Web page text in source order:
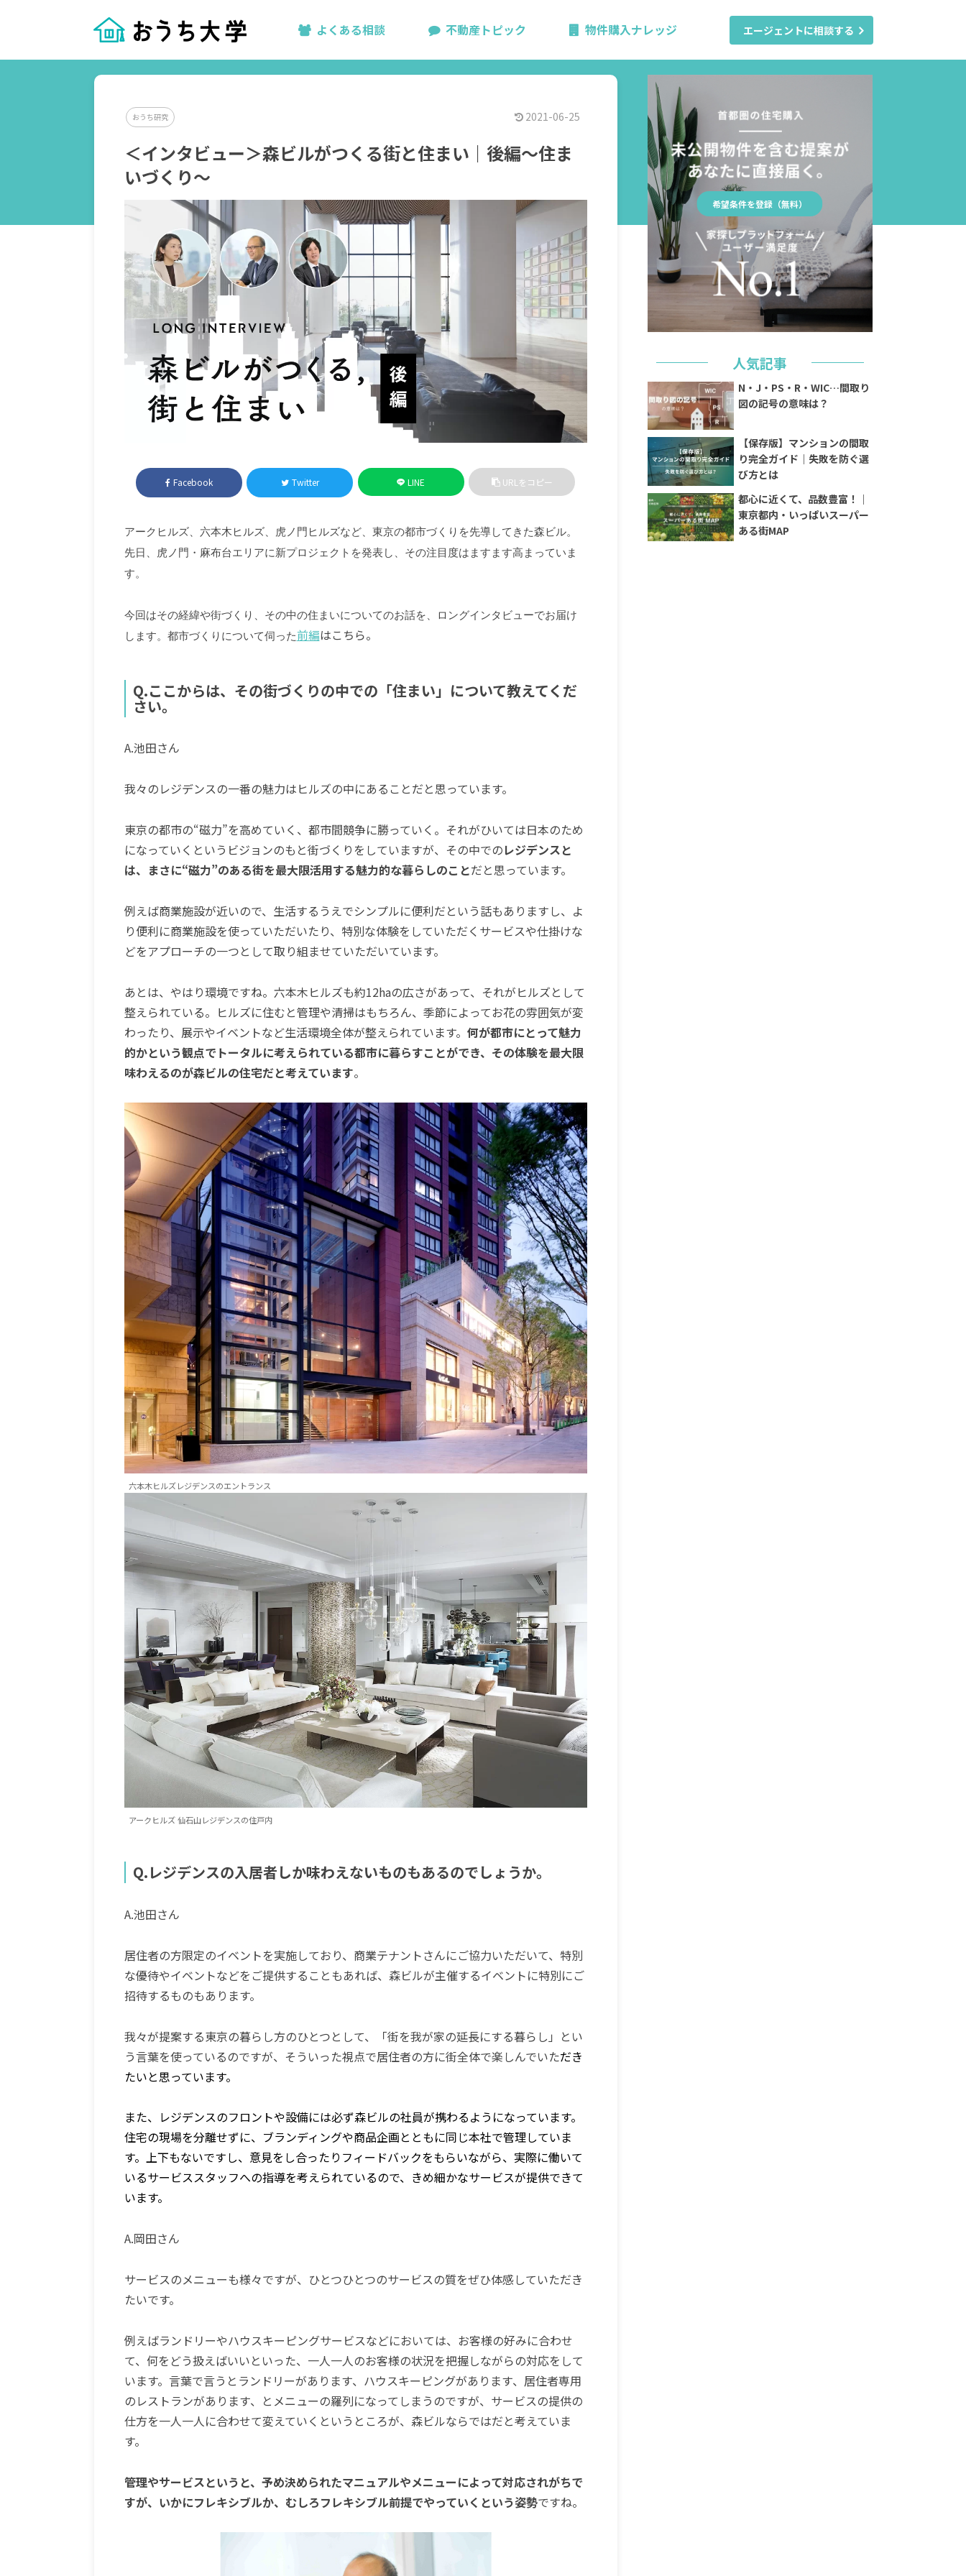
よくある相談 不動産トピック 物件購入ナレッジ エージェントに相談する
おうち研究 2021-06-25
＜インタビュー＞森ビルがつくる街と住まい｜後編〜住ま
いづくり〜
Facebook Twitter LINE URLをコピー
アークヒルズ、六本木ヒルズ、虎ノ門ヒルズなど、東京の都市づくりを先導してきた森ビル。
先日、虎ノ門・麻布台エリアに新プロジェクトを発表し、その注目度はますます高まっていま
す。
今回はその経緯や街づくり、その中の住まいについてのお話を、ロングインタビューでお届け
します。都市づくりについて伺った前編はこちら。
Q.ここからは、その街づくりの中での「住まい」について教えてくだ
さい。
A.池田さん
我々のレジデンスの一番の魅力はヒルズの中にあることだと思っています。
東京の都市の“磁力”を高めていく、都市間競争に勝っていく。それがひいては日本のため
になっていくというビジョンのもと街づくりをしていますが、 その中でのレジデンスと
は、まさに“磁力”のある街を最大限活用する魅力的な暮らしのことだと思っています。
例えば商業施設が近いので、生活するうえでシンプルに便利だという話もありますし、よ
り便利に商業施設を使っていただいたり、特別な体験をしていただくサービスや仕掛けな
どをアプローチの一つとして取り組ませていただいています。
あとは、やはり環境ですね。六本木ヒルズも約12haの広さがあって、それがヒルズとして
整えられている。ヒルズに住むと管理や清掃はもちろん、季節によってお花の雰囲気が変
わったり、展示やイベントなど生活環境全体が整えられています。 何が都市にとって魅力
的かという観点でトータルに考えられている都市に暮らすことができ、 その体験を最大限
味わえるのが森ビルの住宅だと考えています。
六本木ヒルズレジデンスのエントランス
アークヒルズ 仙石山レジデンスの住戸内
Q.レジデンスの入居者しか味わえないものもあるのでしょうか。
A.池田さん
居住者の方限定のイベントを実施しており、商業テナントさんにご協力いただいて、特別
な優待やイベントなどをご提供することもあれば、森ビルが主催するイベントに特別にご
招待するものもあります。
我々が提案する東京の暮らし方のひとつとして、「街を我が家の延長にする暮らし」とい
う言葉を使っているのですが、そういった視点で居住者の方に街全体で楽しんでいただき
たいと思っています。
また、レジデンスのフロントや設備には必ず森ビルの社員が携わるようになっています。
住宅の現場を分離せずに、ブランディングや商品企画とともに同じ本社で管理していま
す。上下もないですし、意見をし合ったりフィードバックをもらいながら、実際に働いて
いるサービススタッフへの指導を考えられているので、きめ細かなサービスが提供できて
います。
A.岡田さん
サービスのメニューも様々ですが、ひとつひとつのサービスの質をぜひ体感していただき
たいです。
例えばランドリーやハウスキーピングサービスなどにおいては、お客様の好みに合わせ
て、何をどう扱えばいいといった、 一人一人のお客様の状況を把握しながらの対応をして
います。 言葉で言うとランドリーがあります、ハウスキーピングがあります、居住者専用
のレストランがあります、とメニューの羅列になってしまうのですが、サービスの提供の
仕方を一人一人に合わせて変えていくというところが、森ビルならではだと考えていま
す。
管理やサービスというと、予め決められたマニュアルやメニューによって対応されがちで
すが、いかにフレキシブルか、むしろフレキシブル前提でやっていくという姿勢ですね。
希望条件を登録（無料）
人気記事
N・J・PS・R・WIC…間取り
図の記号の意味は？
【保存版】マンションの間取
り完全ガイド｜失敗を防ぐ選
び方とは
都心に近くて、品数豊富！｜
東京都内・いっぱいスーパー
ある街MAP